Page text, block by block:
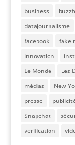
business
datajournalisme
facebook
fake
innovation
Le Monde
Les
médias
New
presse
Snapchat
verification